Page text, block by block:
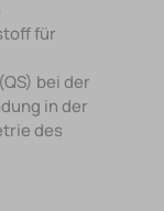
für
bei der
in der
des